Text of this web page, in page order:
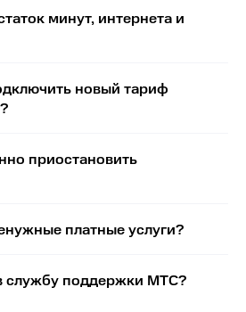
минут, интернета и
новый тариф
приостановить
платные услуги?
службу поддержки МТС?